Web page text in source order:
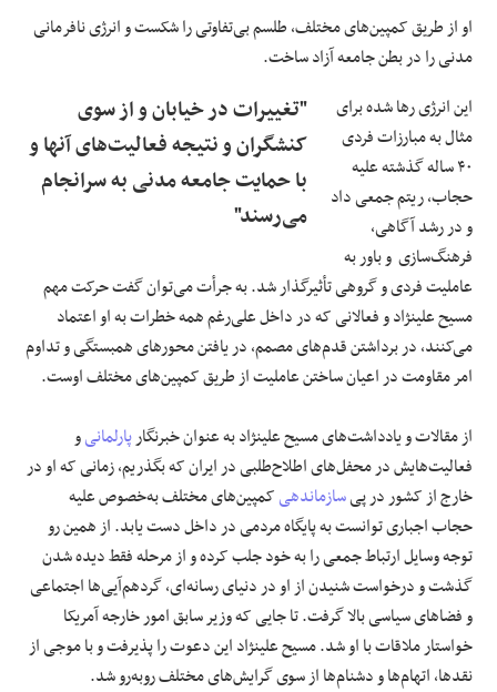
او از طریق کمپین‌های مختلف، طلسم بی‌تفاوتی را شکست و انرژی نافرمانی
مدنی را در بطن جامعه آزاد ساخت.
"تغییرات در خیابان و از سوی
کنشگران و نتیجه فعالیت‌های آنها و
با حمایت جامعه مدنی به سرانجام
می‌رسند"
این انرژی رها شده برای
مثال به مبارزات فردی
۴۰ ساله گذشته علیه
حجاب، ریتم جمعی داد
و در رشد آگاهی،
فرهنگ‌سازی و باور به
عاملیت فردی و گروهی تأثیرگذار شد. به جرأت می‌توان گفت حرکت مهم
مسیح علینژاد و فعالانی که در داخل علی‌رغم همه خطرات به او اعتماد
می‌کنند، در برداشتن قدم‌های مصمم، در یافتن محورهای همبستگی و تداوم
امر مقاومت در اعیان ساختن عاملیت از طریق کمپین‌های مختلف اوست.
از مقالات و یادداشت‌های مسیح علینژاد به عنوان خبرنگارپارلمانیو
فعالیت‌هایش در محفل‌های اطلاح‌طلبی در ایران که بگذریم، زمانی که او در
خارج از کشور در پیسازماندهیکمپین‌های مختلف به‌خصوص علیه
حجاب اجباری توانست به پایگاه مردمی در داخل دست یابد. از همین رو
توجه وسایل ارتباط جمعی را به خود جلب کرده و از مرحله فقط دیده شدن
گذشت و درخواست شنیدن از او در دنیای رسانه‌ای، گردهم‌آیی‌ها اجتماعی
و فضاهای سیاسی بالا گرفت. تا جایی که وزیر سابق امور خارجه آمریکا
خواستار ملاقات با او شد. مسیح علینژاد این دعوت را پذیرفت و با موجی از
نقدها، اتهام‌ها و دشنام‌ها از سوی گرایش‌های مختلف روبه‌رو شد.